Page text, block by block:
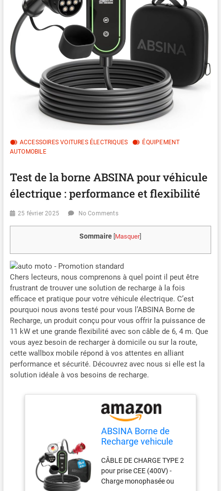
ACCESSOIRES VOITURES ÉLECTRIQUES
ÉQUIPEMENT
AUTOMOBILE
Test de la borne ABSINA pour véhicule
électrique : performance et flexibilité
25 février 2025 No Comments
Sommaire Masquer]
Chers lecteurs, nous comprenons à quel point il peut être
frustrant de trouver une solution de recharge à la fois
efficace et pratique pour votre véhicule électrique. C’est
pourquoi nous avons testé pour vous l’ABSINA Borne de
Recharge, un produit conçu pour vous offrir la puissance de
11 kW et une grande flexibilité avec son câble de 6, 4 m. Que
vous ayez besoin de recharger à domicile ou sur la route,
cette wallbox mobile répond à vos attentes en alliant
performance et sécurité. Découvrez avec nous si elle est la
solution idéale à vos besoins de recharge.
ABSINA Borne de
Recharge vehicule
CÂBLE DE CHARGE TYPE 2
pour prise CEE (400V) -
Charge monophasée ou